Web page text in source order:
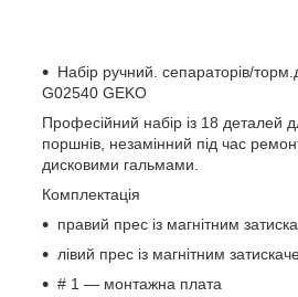
Набір ручний. сепараторів/
G02540 GEKO
Професійний набір із 18 деталей
поршнів, незамінний під час
дисковими гальмами.
Комплектація
правий прес із магнітним
лівий прес із магнітним
# 1 — монтажна плата